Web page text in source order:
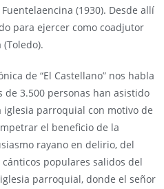
(1930). Desde allí
para ejercer como coadjutor
de “El Castellano” nos habla
3.500 personas han asistido
parroquial con motivo de
el beneficio de la
rayano en delirio, del
populares salidos del
parroquial, donde el señor